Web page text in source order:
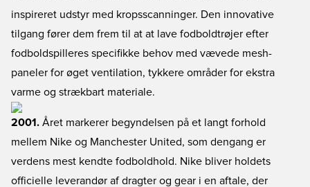
inspireret udstyr med kropsscanninger. Den innovative
tilgang fører dem frem til at at lave fodboldtrøjer efter
fodboldspilleres specifikke behov med vævede mesh-
paneler for øget ventilation, tykkere områder for ekstra
varme og strækbart materiale.
2001. Året markerer begyndelsen på et langt forhold
mellem Nike og Manchester United, som dengang er
verdens mest kendte fodboldhold. Nike bliver holdets
officielle leverandør af dragter og gear i en aftale, der